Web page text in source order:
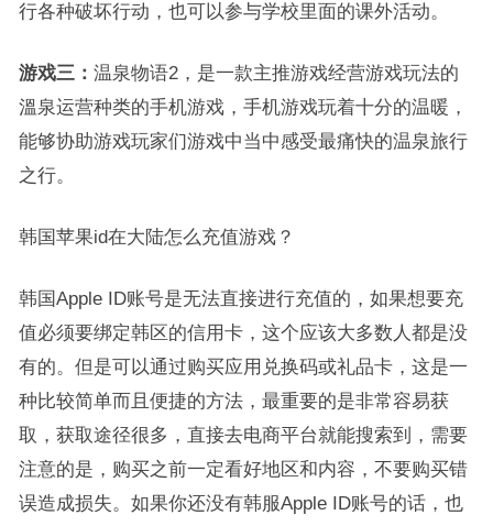
行各种破坏行动，也可以参与学校里面的课外活动。
游戏三： 温泉物语2，是一款主推游戏经营游戏玩法的
溫泉运营种类的手机游戏，手机游戏玩着十分的温暖，
能够协助游戏玩家们游戏中当中感受最痛快的温泉旅行
之行。
韩国苹果id在大陆怎么充值游戏？
韩国Apple ID账号是无法直接进行充值的，如果想要充
值必须要绑定韩区的信用卡，这个应该大多数人都是没
有的。但是可以通过购买应用兑换码或礼品卡，这是一
种比较简单而且便捷的方法，最重要的是非常容易获
取，获取途径很多，直接去电商平台就能搜索到，需要
注意的是，购买之前一定看好地区和内容，不要购买错
误造成损失。如果你还没有韩服Apple ID账号的话，也